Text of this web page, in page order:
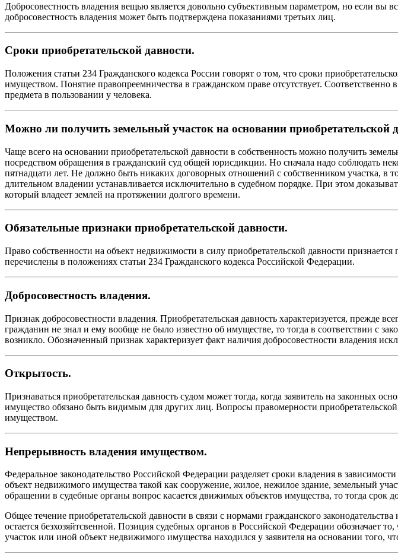
Добросовестность владения вещью является довольно субъективным параметром, но если вы
добросовестность владения может быть подтверждена показаниями третьих лиц.
Сроки приобретательской давности.
Положения статьи 234 Гражданского кодекса России говорят о том, что сроки
имуществом. Понятие правопреемничества в гражданском праве отсутствует.
предмета в пользовании у человека.
Можно ли получить земельный участок на основании приобретательской
Чаще всего на основании приобретательской давности в собственность можно получить
посредством обращения в гражданский суд общей юрисдикции. Но сначала надо соблюдать
пятнадцати лет. Не должно быть никаких договорных отношений с собственником участка,
длительном владении устанавливается исключительно в судебном порядке. При этом
который владеет землей на протяжении долгого времени.
Обязательные признаки приобретательской давности.
Право собственности на объект недвижимости в силу приобретательской давности
перечислены в положениях статьи 234 Гражданского кодекса Российской Федерации.
Добросовестность владения.
Признак добросовестности владения. Приобретательская давность характеризуется,
гражданин не знал и ему вообще не было известно об имуществе, то тогда в соответствии с
возникло. Обозначенный признак характеризует факт наличия добросовестности владения
Открытость.
Признаваться приобретательская давность судом может тогда, когда заявитель на законных
имущество обязано быть видимым для других лиц. Вопросы правомерности
имуществом.
Непрерывность владения имуществом.
Федеральное законодательство Российской Федерации разделяет сроки владения в
объект недвижимого имущества такой как сооружение, жилое, нежилое здание, земельный
обращении в судебные органы вопрос касается движимых объектов имущества, то тогда срок
Общее течение приобретательской давности в связи с нормами гражданского
остается безхозяйтсвенной. Позиция судебных органов в Российской Федерации обозначает
участок или иной объект недвижимого имущества находился у заявителя на основании того,